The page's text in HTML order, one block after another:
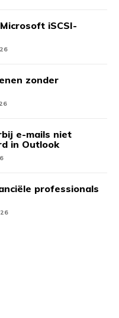
iSCSI-
zonder
e-mails niet
in Outlook
professionals